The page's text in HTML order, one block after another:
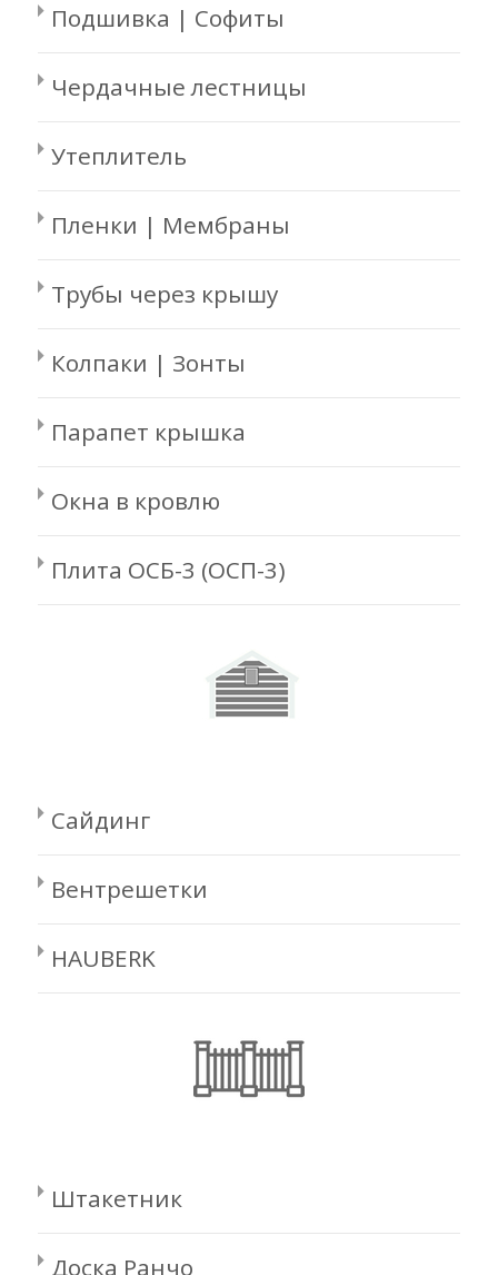
Подшивка | Софиты
Чердачные лестницы
Утеплитель
Пленки | Мембраны
Трубы через крышу
Колпаки | Зонты
Парапет крышка
Окна в кровлю
Плита ОСБ-3 (ОСП-3)
Сайдинг
Вентрешетки
HAUBERK
Штакетник
Доска Ранчо